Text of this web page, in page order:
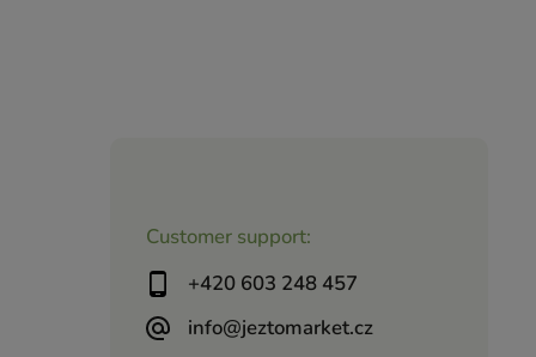
Customer support:
+420 603 248 457
info@jeztomarket.cz